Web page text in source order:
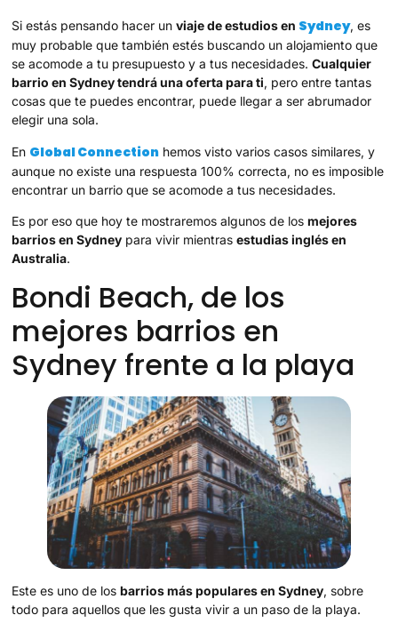
Si estás pensando hacer unviaje de estudios en Sydney, es
muy probable que también estés buscando un alojamiento que
se acomode a tu presupuesto y a tus necesidades.Cualquier
barrio en Sydney tendrá una oferta para ti, pero entre tantas
cosas que te puedes encontrar, puede llegar a ser abrumador
elegir una sola.
En Global Connection hemos visto varios casos similares, y
aunque no existe una respuesta 100% correcta, no es imposible
encontrar un barrio que se acomode a tus necesidades.
Es por eso que hoy te mostraremos algunos de losmejores
barrios en Sydney para vivir mientrasestudias inglés en
Australia.
Bondi Beach, de los
mejores barrios en
Sydney frente a la playa
Este es uno de los barrios más populares en Sydney, sobre
todo para aquellos que les gusta vivir a un paso de la playa.